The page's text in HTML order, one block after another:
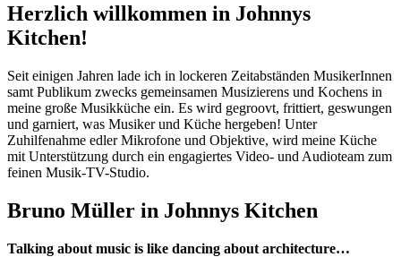
Herzlich willkommen in Johnnys
Kitchen!
Seit einigen Jahren lade ich in lockeren Zeitabständen MusikerInnen
samt Publikum zwecks gemeinsamen Musizierens und Kochens in
meine große Musikküche ein. Es wird gegroovt, frittiert, geswungen
und garniert, was Musiker und Küche hergeben! Unter
Zuhilfenahme edler Mikrofone und Objektive, wird meine Küche
mit Unterstützung durch ein engagiertes Video- und Audioteam zum
feinen Musik-TV-Studio.
Bruno Müller in Johnnys Kitchen
Talking about music is like dancing about architecture…